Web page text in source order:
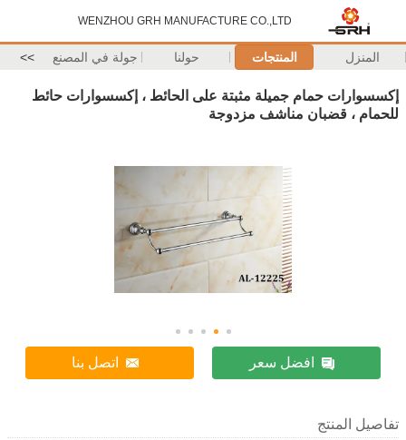
WENZHOU GRH MANUFACTURE CO.,LTD
المنزل المنتجات حولنا جولة في المصنع >>
إكسسوارات حمام جميلة مثبتة على الحائط ، إكسسوارات حائط
للحمام ، قضبان مناشف مزدوجة
افضل سعر اتصل بنا
تفاصيل المنتج